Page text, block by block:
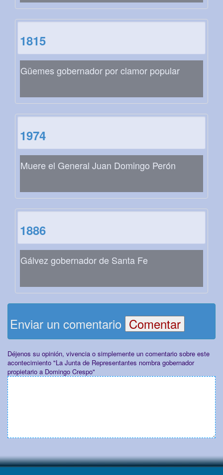
1815
Güemes gobernador por clamor popular
1974
Muere el General Juan Domingo Perón
1886
Gálvez gobernador de Santa Fe
Enviar un comentario
Déjenos su opinión, vivencia o simplemente un comentario sobre este
acontecimiento "La Junta de Representantes nombra gobernador
propietario a Domingo Crespo"